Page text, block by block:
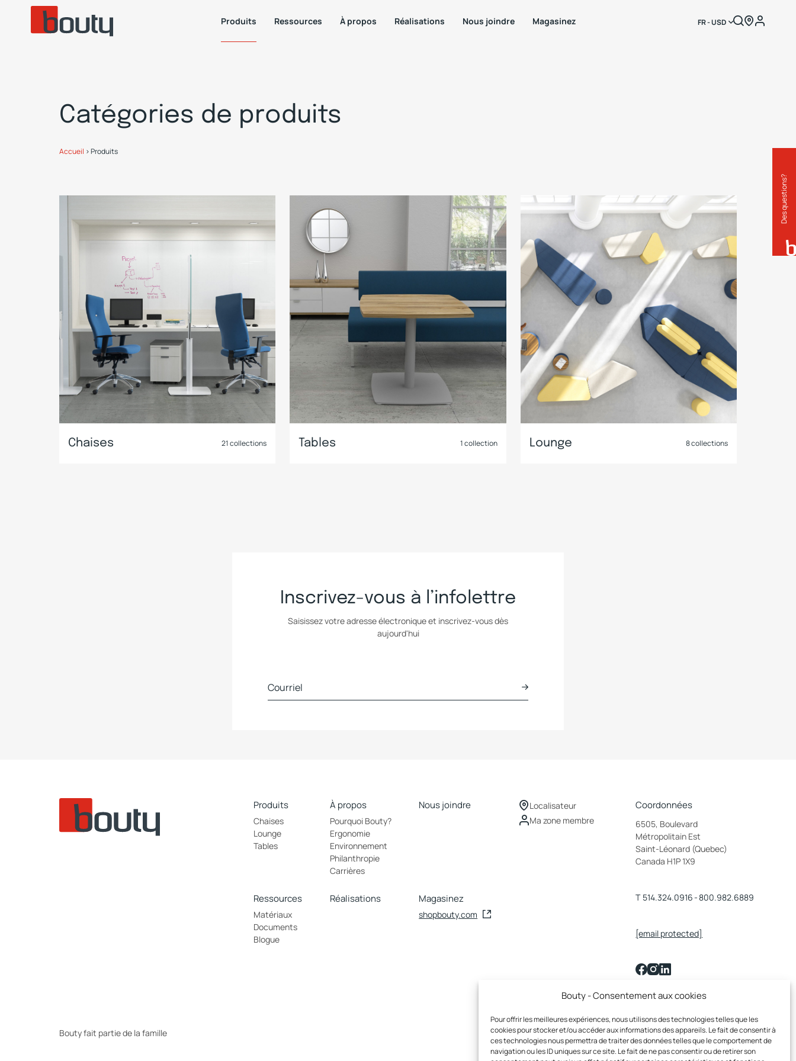
Bouty - Consentement aux cookies
Pour offrir les meilleures expériences, nous utilisons des technologies telles que les
cookies pour stocker et/ou accéder aux informations des appareils. Le fait de consentir à
ces technologies nous permettra de traiter des données telles que le comportement de
navigation ou les ID uniques sur ce site. Le fait de ne pas consentir ou de retirer son
Produits Ressources À propos Réalisations Nous joindre Magasinez FR - USD
Catégories de produits
Accueil >Produits
Chaises 21collections Tables 1collection Lounge 8collections
Inscrivez-vous à l’infolettre
Saisissez votre adresse électronique et inscrivez-vous dès
aujourd'hui
Produits
Chaises
Lounge
Tables
Ressources
Matériaux
Documents
Blogue
À propos
Pourquoi Bouty?
Ergonomie
Environnement
Philanthropie
Carrières
Réalisations
Nous joindre
Magasinez
shopbouty.com
Localisateur
Ma zone membre
Coordonnées
6505, Boulevard
Métropolitain Est
Saint-Léonard (Quebec)
Canada H1P 1X9
T 514.324.0916-800.982.6889
[email protected]
English
Bouty fait partie de la famille
Des questions?